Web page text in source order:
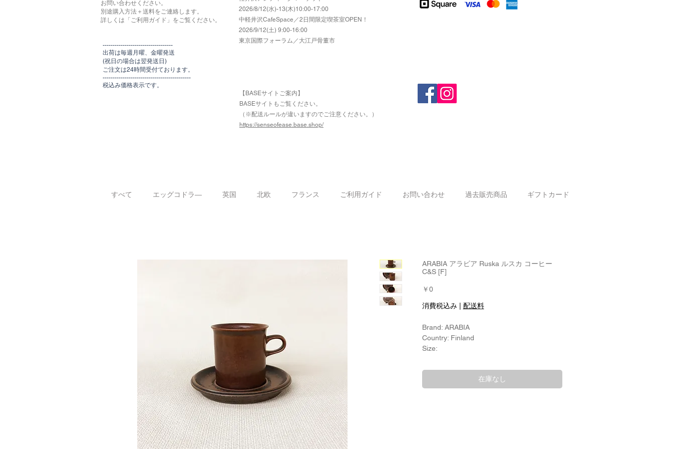
お問い合わせください。
別途購入方法＋送料をご連絡します。
​​詳しくは「ご利用ガイド」をご覧ください。
​-----------------------------------
出荷は毎週月曜、金曜発送
(祝日の場合は翌発送日)
ご注文は24時間受付ております​。
-------------------------------​-------​------
​税込み価格表示です。
2026/8/12(水)-13(木)10:00-17:00
​中軽井沢CafeSpace／2日間限定喫茶室OPEN！
2026/9/12(土) 9:00-16:00
東京国際フォーラム／大江戸骨董市
【BASEサイトご案内】
​BASEサイトもご覧ください。
（※配送ルールが違いますのでご注意ください。）
https://senseofease.base.shop/​
すべて エッグコドラ― 英国 北欧 フランス ご利用ガイド お問い合わせ 過去販売商品 ギフトカード
ARABIA アラビア Ruska ルスカ コーヒー
C&S [F]
￥0価
格
消費税込み| 配送料
Brand: ARABIA
Country: Finland
Size:
高さ：約7.1cm
ソーサ：直径約12.5cm
Product Designer:
在庫なし